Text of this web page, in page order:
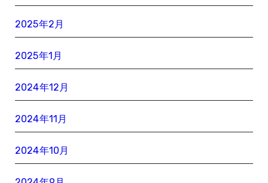
2025年2月
2025年1月
2024年12月
2024年11月
2024年10月